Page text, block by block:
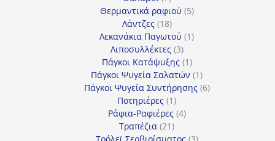
προϊόντα
Θερμαντικά ραφιού 55
Λάντζες 1818
προϊόντα
Λεκανάκια Παγωτού 11
Λιποσυλλέκτες 33
προϊόντα
Πάγκοι Κατάψυξης 11
προϊόν
Πάγκοι Ψυγεία Σαλατών 11
προϊόν
Πάγκοι Ψυγεία Συντήρησης 66
Ποτηριέρες 11
προϊόν
Ράφια-Ραφιέρες 44
Τραπέζια 2121
προϊόντα
3